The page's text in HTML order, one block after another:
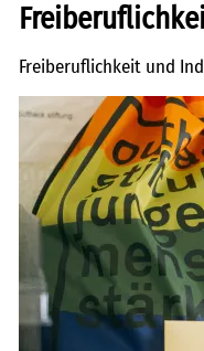
Freiberuflichkeit und